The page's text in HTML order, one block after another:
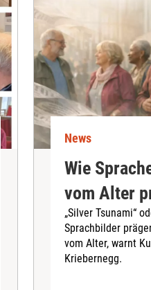
News
Wie
vom Alter
„Silver Tsunami“
Sprachbilder
vom Alter, warnt
Kriebernegg.